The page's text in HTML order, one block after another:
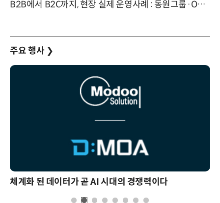
B2B에서 B2C까지, 현장 실제 운영사례 : 동원그룹·OCI·다이닝브랜즈그룹·당근 (8/27)
주요 행사 ❯
체계화 된 데이터가 곧 AI 시대의 경쟁력이다